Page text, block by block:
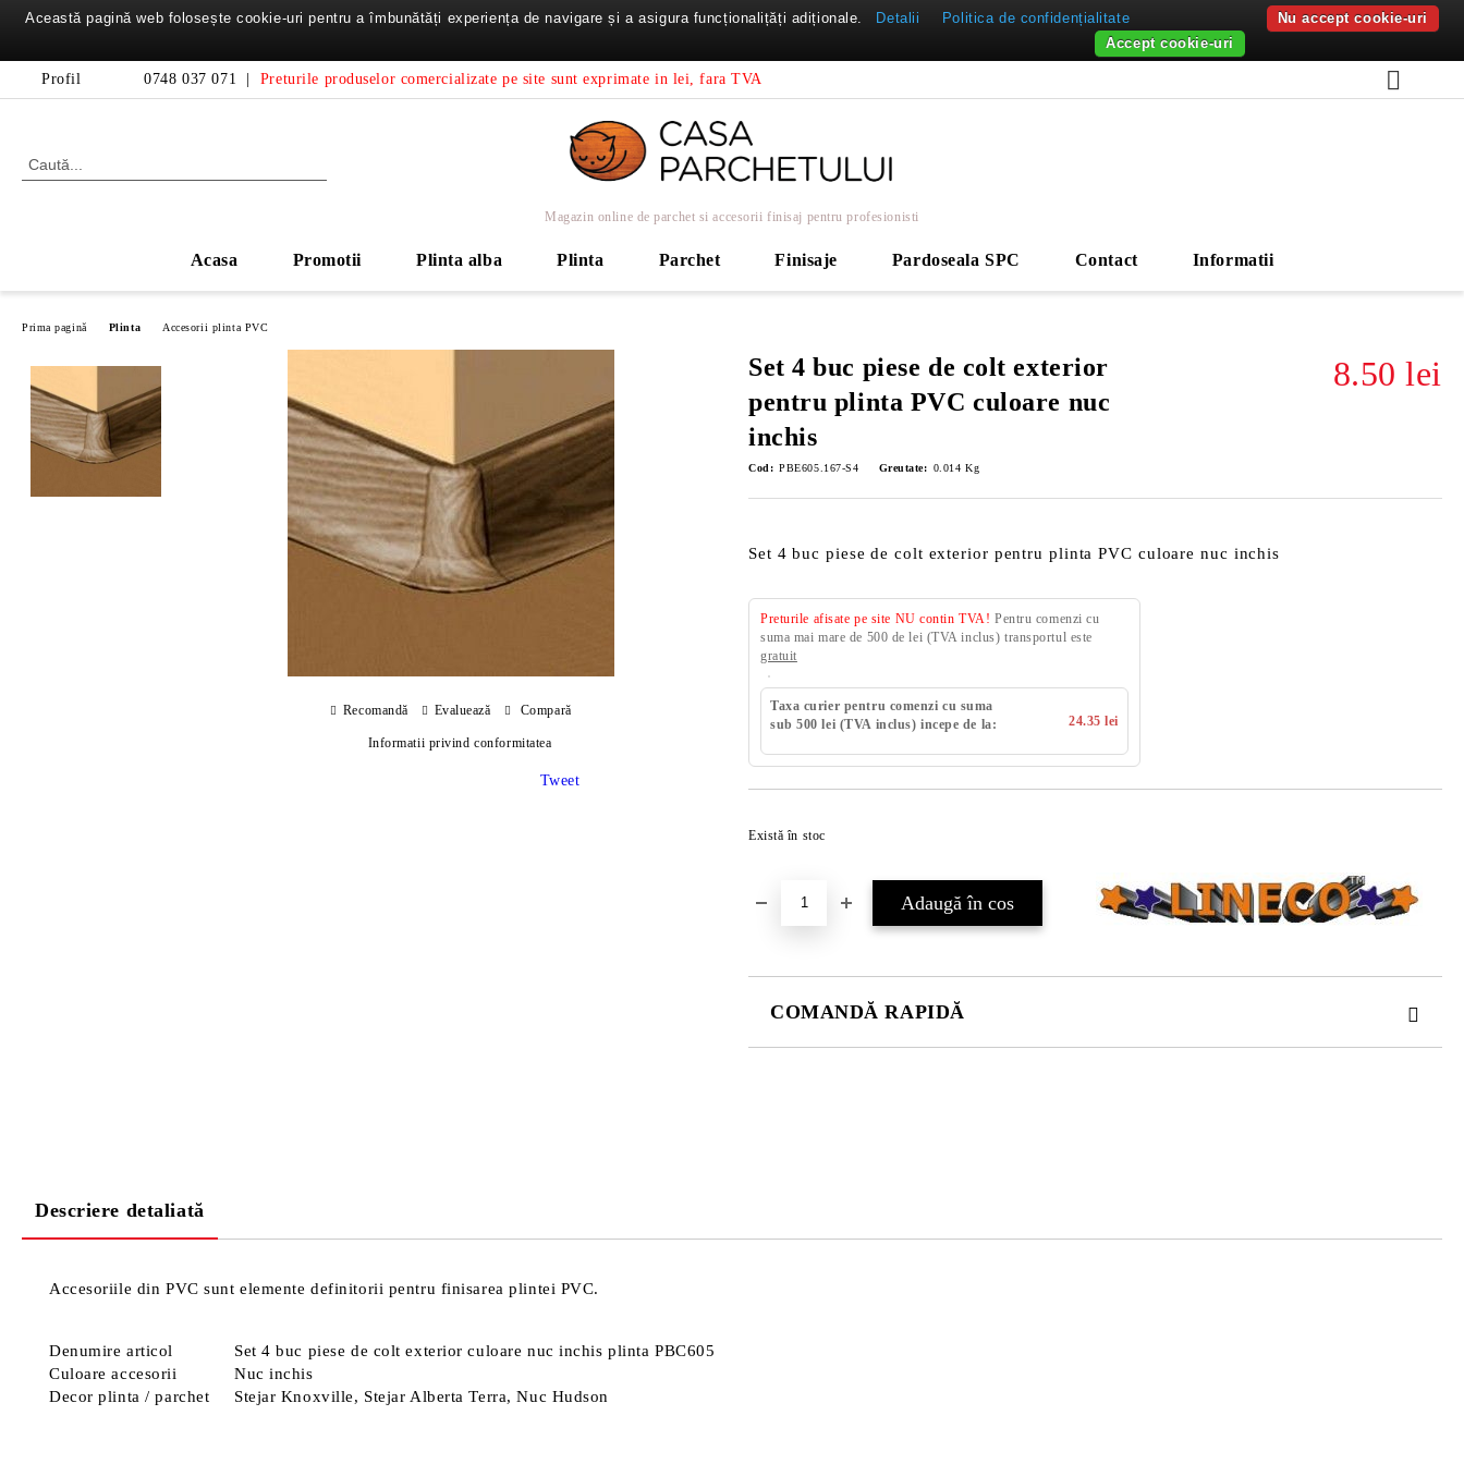
Profil 0748 037 071 Preturile produselor comercializate pe site sunt exprimate in lei, fara TVA
Magazin online de parchet si accesorii finisaj pentru profesionisti
Acasa Promotii Plinta alba Plinta Parchet Finisaje Pardoseala SPC Contact Informatii
Prima pagină Plinta Accesorii plinta PVC
Set 4 buc piese de colt exterior
pentru plinta PVC culoare nuc
inchis
8.50 lei
Cod: PBE605.167-S4 Greutate: 0.014 Kg
Set 4 buc piese de colt exterior pentru plinta PVC culoare nuc inchis
Preturile afisate pe site NU contin TVA! Pentru comenzi cu
suma mai mare de 500 de lei (TVA inclus) transportul este
gratuit
Taxa curier pentru comenzi cu suma
sub 500 lei (TVA inclus) incepe de la:
24.35 lei
Există în stoc
COMANDĂ RAPIDĂ
Recomandă Evaluează Compară
Informatii privind conformitatea
Tweet
Descriere detaliată
Accesoriile din PVC sunt elemente definitorii pentru finisarea plintei PVC.
Denumire articol
Set 4 buc piese de colt exterior culoare nuc inchis plinta PBC605
Culoare accesorii
Nuc inchis
Decor plinta / parchet
Stejar Knoxville, Stejar Alberta Terra, Nuc Hudson
Această pagină web folosește cookie-uri pentru a îmbunătăți experiența de navigare și a asigura funcționalițăți adiționale. Detalii Politica de confidențialitate
Nu accept cookie-uri
Accept cookie-uri